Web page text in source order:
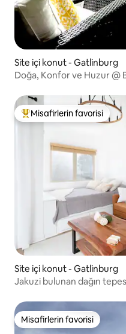
Site içi konut - Gatlinburg
Doğa, Konfor ve Huzur @
Misafirlerin favorilerinden
Misafirlerin favorisi
Site içi konut - Gatlinburg
Jakuzi bulunan dağın
Misafirlerin favorisi
Misafirlerin favorisi